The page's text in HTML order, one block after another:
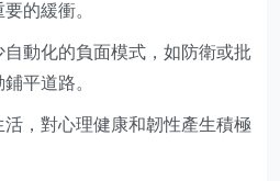
的緩衝。
動化的負面模式，如防衛或批
平道路。
，對心理健康和韌性產生積極